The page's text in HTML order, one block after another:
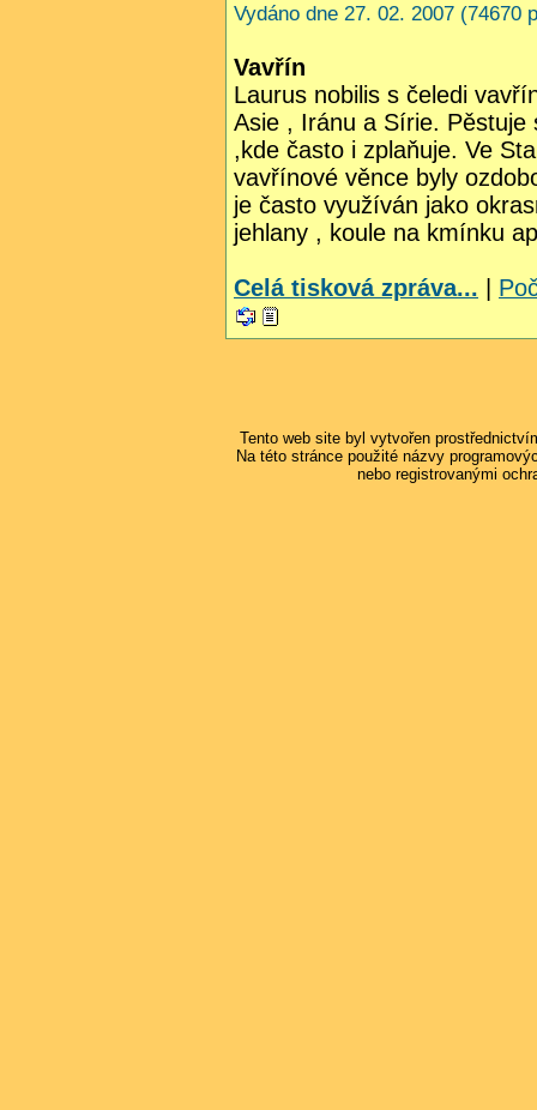
Vydáno dne 27. 02. 2007 (74670
Vavřín
Laurus nobilis s čeledi
Asie , Iránu a Sírie. Pěstuje
,kde často i zplaňuje. Ve
vavřínové věnce byly
je často využíván jako
jehlany , koule na kmínku
Celá tisková zpráva...
Tento web site byl vytvořen
Na této stránce použité názvy
nebo registrovanými